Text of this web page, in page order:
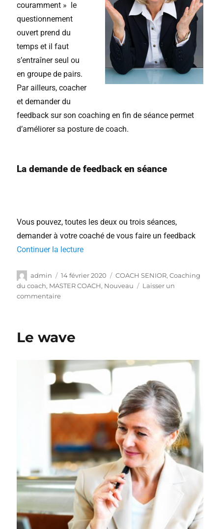
couramment » le
questionnement
ouvert prend du
temps et il faut
s’entraîner seul ou
en groupe de pairs.
Par ailleurs, coacher
et demander du
feedback sur son coaching en fin de séance permet
d’améliorer sa posture de coach.
La demande de feedback en séance
Vous pouvez, toutes les deux ou trois séances,
demander à votre coaché de vous faire un feedback
Continuer la lecture
admin 14 février 2020 COACH SENIOR,Coaching
du coach, MASTER COACH, Nouveau
Laisser un
commentaire
Le wave